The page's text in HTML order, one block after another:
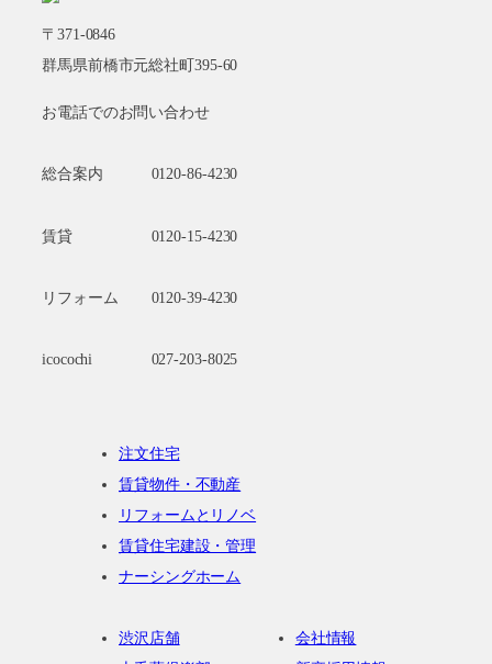
〒371-0846
群馬県前橋市元総社町395-60
お電話でのお問い合わせ
総合案内 0120-86-4230
賃貸 0120-15-4230
リフォーム 0120-39-4230
icocochi 027-203-8025
注文住宅
賃貸物件・不動産
リフォームとリノベ
賃貸住宅建設・管理
ナーシングホーム
渋沢店舗
会社情報